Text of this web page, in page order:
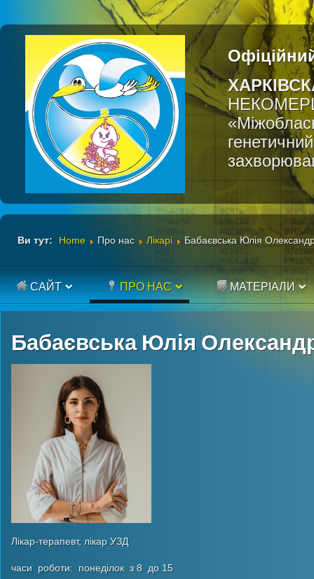
Ви тут: Home Про нас Лікарі Бабаєвська Юлія
САЙТ ПРО НАС МАТЕРІАЛИ
Бабаєвська Юлія
Лікар-терапевт, лікар УЗД
часи роботи: понеділок з 8 до 15